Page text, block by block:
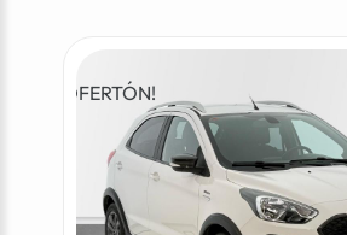
¡OFERTÓN!